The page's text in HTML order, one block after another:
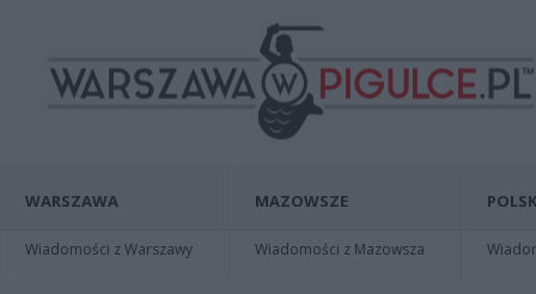
WARSZAWA
Wiadomości z Warszawy
MAZOWSZE
Wiadomości z Mazowsza